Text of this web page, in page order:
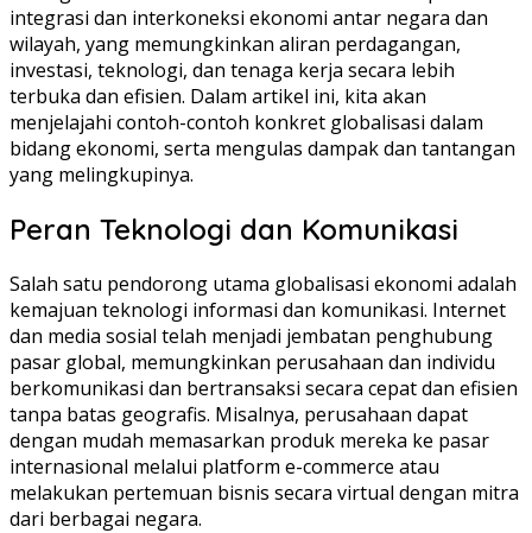
integrasi dan interkoneksi ekonomi antar negara dan
wilayah, yang memungkinkan aliran perdagangan,
investasi, teknologi, dan tenaga kerja secara lebih
terbuka dan efisien. Dalam artikel ini, kita akan
menjelajahi contoh-contoh konkret globalisasi dalam
bidang ekonomi, serta mengulas dampak dan tantangan
yang melingkupinya.
Peran Teknologi dan Komunikasi
Salah satu pendorong utama globalisasi ekonomi adalah
kemajuan teknologi informasi dan komunikasi. Internet
dan media sosial telah menjadi jembatan penghubung
pasar global, memungkinkan perusahaan dan individu
berkomunikasi dan bertransaksi secara cepat dan efisien
tanpa batas geografis. Misalnya, perusahaan dapat
dengan mudah memasarkan produk mereka ke pasar
internasional melalui platform e-commerce atau
melakukan pertemuan bisnis secara virtual dengan mitra
dari berbagai negara.